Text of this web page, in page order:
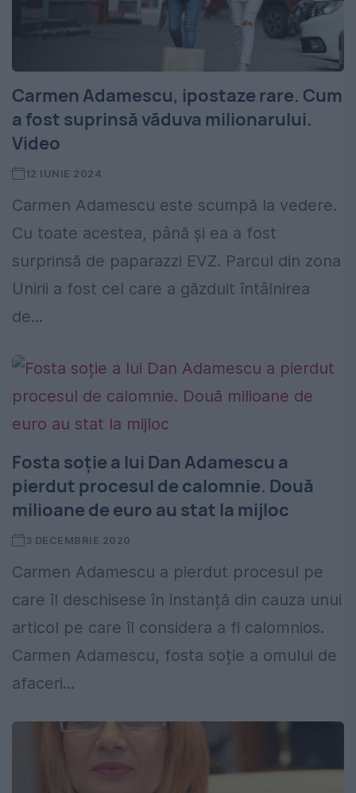
Carmen Adamescu, ipostaze rare. Cum
a fost suprinsă văduva milionarului.
Video
12 IUNIE 2024
Carmen Adamescu este scumpă la vedere.
Cu toate acestea, până și ea a fost
surprinsă de paparazzi EVZ. Parcul din zona
Unirii a fost cel care a găzduit întâlnirea
de...
Fosta soție a lui Dan Adamescu a
pierdut procesul de calomnie. Două
milioane de euro au stat la mijloc
3 DECEMBRIE 2020
Carmen Adamescu a pierdut procesul pe
care îl deschisese în instanță din cauza unui
articol pe care îl considera a fi calomnios.
Carmen Adamescu, fosta soție a omului de
afaceri...